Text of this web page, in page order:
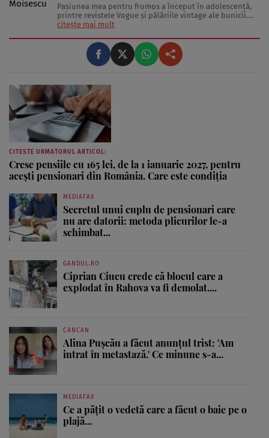
Pasiunea mea pentru frumos a început în adolescență,
printre revistele Vogue și pălăriile vintage ale bunicii.
Astăzi, am transformat acea fascinație într-o misiune:
citește mai mult
CITESTE URMATORUL ARTICOL:
Cresc pensiile cu 165 lei, de la 1 ianuarie 2027, pentru
acești pensionari din România. Care este condiția
MEDIAFAX
Secretul unui cuplu de pensionari care
nu are datorii: metoda plicurilor le-a
schimbat...
GANDUL.RO
Ciprian Ciucu crede că blocul care a
explodat în Rahova va fi demolat....
CANCAN
Alina Pușcău a făcut anunțul trist: 'Am
intrat în metastază.' Ce minune s-a...
MEDIAFAX
Ce a pățit o vedetă care a făcut o baie pe o
plajă...